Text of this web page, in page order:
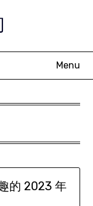
Menu
的 2023 年